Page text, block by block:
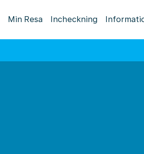
Min Resa Incheckning